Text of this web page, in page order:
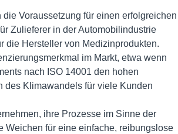
Voraussetzung für einen erfolgreichen
Zulieferer in der Automobilindustrie
die Hersteller von Medizinprodukten.
im Markt, etwa wenn
nach ISO 14001 den hohen
des Klimawandels für viele Kunden
ihre Prozesse im Sinne der
Weichen für eine einfache, reibungslose